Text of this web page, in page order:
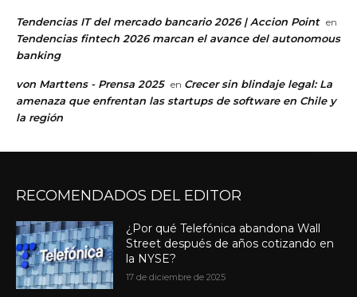
Tendencias IT del mercado bancario 2026 | Accion Point en
Tendencias fintech 2026 marcan el avance del autonomous
banking
von Marttens - Prensa 2025 en Crecer sin blindaje legal: La
amenaza que enfrentan las startups de software en Chile y
la región
RECOMENDADOS DEL EDITOR
¿Por qué Telefónica abandona Wall
Street después de años cotizando en
la NYSE?
17 de diciembre de 2025